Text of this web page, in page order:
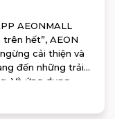
AEONMALL
trên hết”, AEON
cải thiện và
đến những trải
Và ứng dụng
phương tiện giúp